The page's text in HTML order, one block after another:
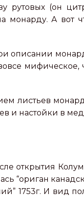
рутовых (он
А вот
описании
мифическое,
листьев
и настойки в
открытия
“ориган
1753г. И вид